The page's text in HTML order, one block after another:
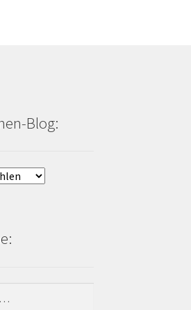
Blog: